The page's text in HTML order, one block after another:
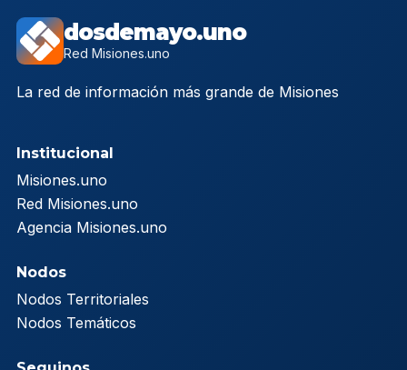
dosdemayo.uno
Red Misiones.uno
La red de información más grande de Misiones
Institucional
Misiones.uno
Red Misiones.uno
Agencia Misiones.uno
Nodos
Nodos Territoriales
Nodos Temáticos